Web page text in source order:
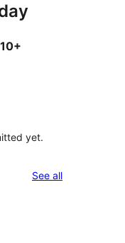
10+
yet.
See allreviews